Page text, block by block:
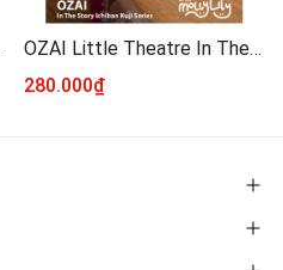
OZAI Little Theatre In The Story Ichiban Kuji Series
280.000₫